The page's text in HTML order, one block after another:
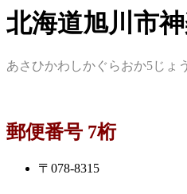
北海道旭川市
あさひかわしかぐらおか5じょう
郵便番号 7桁
〒078-8315